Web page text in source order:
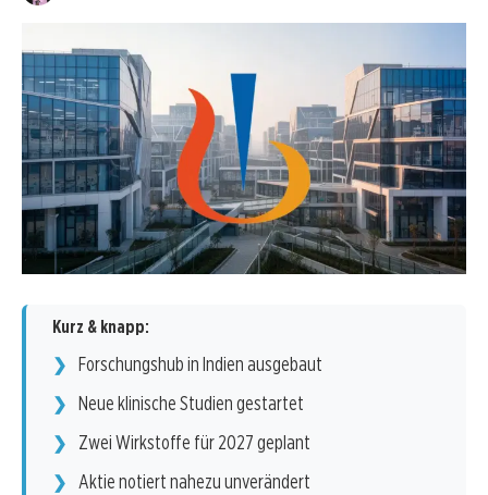
Kurz & knapp:
Forschungshub in Indien ausgebaut
Neue klinische Studien gestartet
Zwei Wirkstoffe für 2027 geplant
Aktie notiert nahezu unverändert